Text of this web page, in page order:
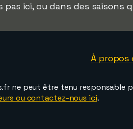
pas ici, ou dans des saisons
À propos
ne peut être tenu responsable
ou contactez-nous ici.